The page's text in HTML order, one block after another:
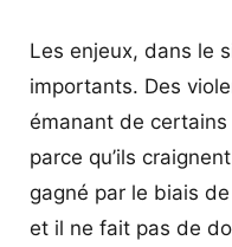
Les enjeux, dans le
importants. Des
émanant de
parce qu’ils
gagné par le biais
et il ne fait pas de